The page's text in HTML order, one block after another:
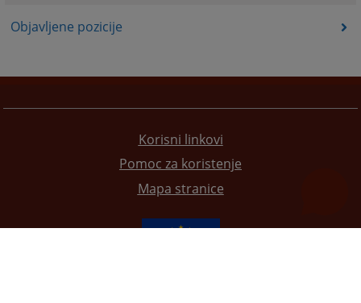
Objavljene pozicije
Korisni linkovi
Pomoc za koristenje
Mapa stranice